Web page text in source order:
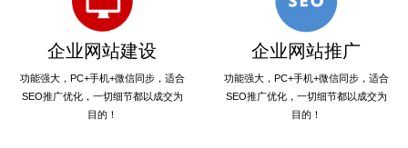
企业网站建设
功能强大，PC+手机+微信同步，适合
SEO推广优化，一切细节都以成交为
目的！
企业网站推广
功能强大，PC+手机+微信同步，适合
SEO推广优化，一切细节都以成交为
目的！